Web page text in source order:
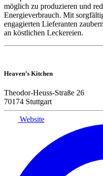
möglich zu produzieren und
Energieverbrauch. Mit
engagierten Lieferanten
an köstlichen Leckereien.
Heaven’s Kitchen
Theodor-Heuss-Straße 26
70174 Stuttgart
Website